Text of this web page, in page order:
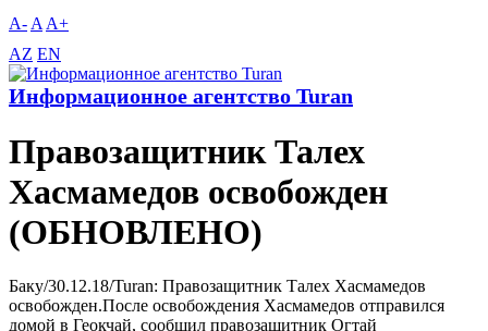
A- A A+
AZ EN
Информационное агентство Turan
Правозащитник Талех
Хасмамедов освобожден
(ОБНОВЛЕНО)
Баку/30.12.18/Turan: Правозащитник Талех Хасмамедов
освобожден.После освобождения Хасмамедов отправился
домой в Геокчай, сообщил правозащитник Огтай